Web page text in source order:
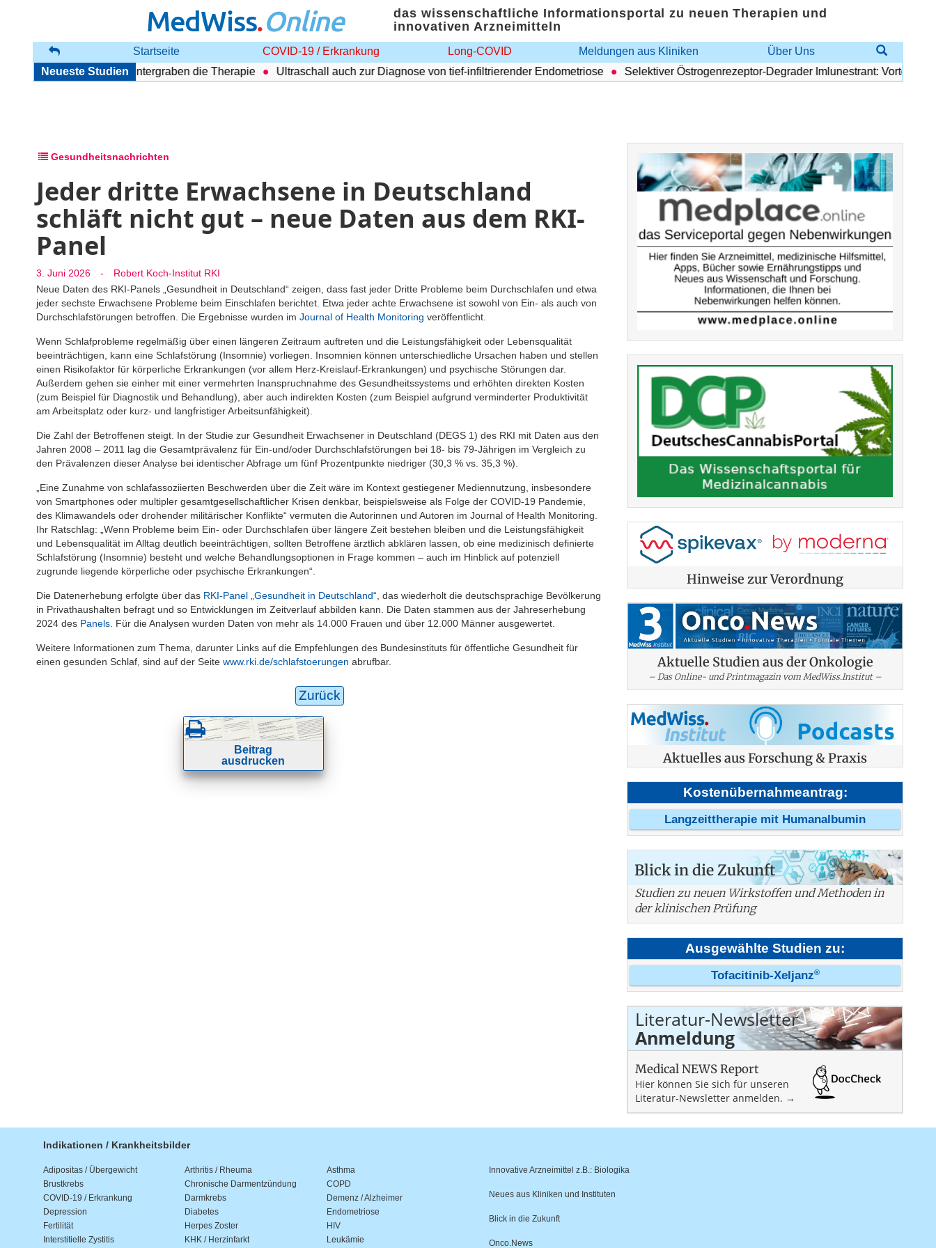
MedWiss.Online
das wissenschaftliche Informationsportal zu neuen Therapien und
innovativen Arzneimitteln
Startseite COVID-19 / Erkrankung Long-COVID Meldungen aus Kliniken
Über Uns
Neueste Studien
Probleme untergraben die Therapie Ultraschall auch zur Diagnose von tief-infiltrierender Endometriose Selektiver Östrogenrezeptor-Degrader Imlunestrant: Vorteilhaftes
Gesundheitsnachrichten
Jeder dritte Erwachsene in Deutschland
schläft nicht gut – neue Daten aus dem RKI-
Panel
3. Juni 2026 -
Robert Koch-Institut RKI
Neue Daten des RKI-Panels „Gesundheit in Deutschland“ zeigen, dass fast jeder Dritte Probleme beim Durchschlafen und etwa
jeder sechste Erwachsene Probleme beim Einschlafen berichtet. Etwa jeder achte Erwachsene ist sowohl von Ein- als auch von
Durchschlafstörungen betroffen. Die Ergebnisse wurden im Journal of Health Monitoring veröffentlicht.
Wenn Schlafprobleme regelmäßig über einen längeren Zeitraum auftreten und die Leistungsfähigkeit oder Lebensqualität
beeinträchtigen, kann eine Schlafstörung (Insomnie) vorliegen. Insomnien können unterschiedliche Ursachen haben und stellen
einen Risikofaktor für körperliche Erkrankungen (vor allem Herz-Kreislauf-Erkrankungen) und psychische Störungen dar.
Außerdem gehen sie einher mit einer vermehrten Inanspruchnahme des Gesundheitssystems und erhöhten direkten Kosten
(zum Beispiel für Diagnostik und Behandlung), aber auch indirekten Kosten (zum Beispiel aufgrund verminderter Produktivität
am Arbeitsplatz oder kurz- und langfristiger Arbeitsunfähigkeit).
Die Zahl der Betroffenen steigt. In der Studie zur Gesundheit Erwachsener in Deutschland (DEGS 1) des RKI mit Daten aus den
Jahren 2008 – 2011 lag die Gesamtprävalenz für Ein-und/oder Durchschlafstörungen bei 18- bis 79-Jährigen im Vergleich zu
den Prävalenzen dieser Analyse bei identischer Abfrage um fünf Prozentpunkte niedriger (30,3 % vs. 35,3 %).
„Eine Zunahme von schlafassoziierten Beschwerden über die Zeit wäre im Kontext gestiegener Mediennutzung, insbesondere
von Smartphones oder multipler gesamtgesellschaftlicher Krisen denkbar, beispielsweise als Folge der COVID-19 Pandemie,
des Klimawandels oder drohender militärischer Konflikte“ vermuten die Autorinnen und Autoren im Journal of Health Monitoring.
Ihr Ratschlag: „Wenn Probleme beim Ein- oder Durchschlafen über längere Zeit bestehen bleiben und die Leistungsfähigkeit
und Lebensqualität im Alltag deutlich beeinträchtigen, sollten Betroffene ärztlich abklären lassen, ob eine medizinisch definierte
Schlafstörung (Insomnie) besteht und welche Be­handlungsoptionen in Frage kommen – auch im Hinblick auf potenziell
zugrunde liegende körperliche oder psychische Erkrankungen“.
Die Datenerhebung erfolgte über das RKI-Panel „Gesundheit in Deutschland“ , das wiederholt die deutschsprachige Bevölkerung
in Privathaushalten befragt und so Entwicklungen im Zeitverlauf abbilden kann. Die Daten stammen aus der Jahreserhebung
2024 des Panels . Für die Analysen wurden Daten von mehr als 14.000 Frauen und über 12.000 Männer ausgewertet.
Weitere Informationen zum Thema, darunter Links auf die Empfehlungen des Bundesinstituts für öffentliche Gesundheit für
einen gesunden Schlaf, sind auf der Seite www.rki.de/schlafstoerungen abrufbar.
Zurück
Beitrag
ausdrucken
Hinweise zur Verordnung
Aktuelle Studien aus der Onkologie
– Das Online- und Printmagazin vom MedWiss.Institut –
Aktuelles aus Forschung & Praxis
Kostenübernahmeantrag:
Langzeittherapie mit Humanalbumin
Blick in die Zukunft
Studien zu neuen Wirkstoffen und Methoden in
der klinischen Prüfung
Ausgewählte Studien zu:
Tofacitinib-Xeljanz®
Literatur-Newsletter
Anmeldung
Medical NEWS Report
Hier können Sie sich für unseren
Literatur-Newsletter anmelden. →
Indikationen / Krankheitsbilder
Adipositas / Übergewicht Arthritis / Rheuma
Asthma
Brustkrebs
Chronische Darmentzündung
COPD
COVID-19 / Erkrankung
Darmkrebs
Demenz / Alzheimer
Depression
Diabetes
Endometriose
Fertilität
Herpes Zoster
HIV
Interstitielle Zystitis
KHK / Herzinfarkt Leukämie
Innovative Arzneimittel z.B.: Biologika
Neues aus Kliniken und Instituten
Blick in die Zukunft
Onco.News